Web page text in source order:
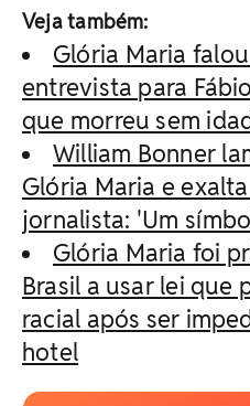
Veja também:
Glória Maria
entrevista para
que morreu sem
William Bonner
Glória Maria e
jornalista: 'Um
Glória Maria foi
Brasil a usar lei que
racial após ser
hotel